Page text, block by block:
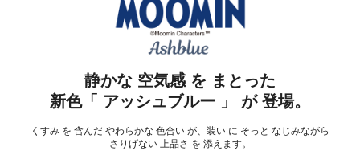
静かな 空気感 を まとった
新色「 アッシュブルー 」 が 登場。
くすみ を 含んだ やわらかな 色合い が、装い に そっと なじみながら
さりげない 上品さ を 添えます。